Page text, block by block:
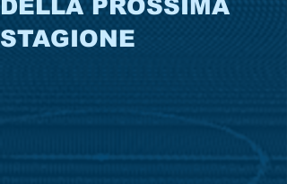
DELLA PROSSIMA
STAGIONE